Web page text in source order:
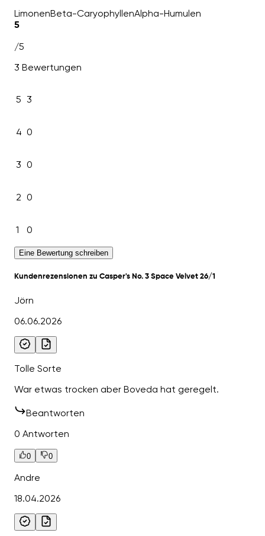
LimonenBeta-CaryophyllenAlpha-Humulen
5
/5
3 Bewertungen
5 3
4 0
3 0
2 0
1 0
Eine Bewertung schreiben
Kundenrezensionen zu Casper's No. 3 Space Velvet 26/1
Jörn
06.06.2026
Tolle Sorte
War etwas trocken aber Boveda hat geregelt.
Beantworten
0 Antworten
0 0
Andre
18.04.2026